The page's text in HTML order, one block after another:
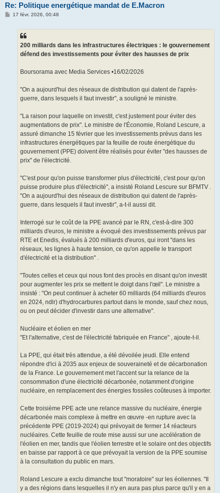
Re: Politique energétique mandat de E.Macron
M17 févr. 2026, 00:48
200 milliards dans les infrastructures électriques : le gouvernement
défend des investissements pour éviter des hausses de prix
Boursorama avec Media Services •16/02/2026
"On a aujourd'hui des réseaux de distribution qui datent de l'après-
guerre, dans lesquels il faut investir", a souligné le ministre.
"La raison pour laquelle on investit, c'est justement pour éviter des
augmentations de prix". Le ministre de l'Économie, Roland Lescure, a
assuré dimanche 15 février que les investissements prévus dans les
infrastructures énergétiques par la feuille de route énergétique du
gouvernement (PPE) doivent être réalisés pour éviter "des hausses de
prix" de l'électricité.
"C'est pour qu'on puisse transformer plus d'électricité, c'est pour qu'on
puisse produire plus d'électricité", a insisté Roland Lescure sur BFMTV .
"On a aujourd'hui des réseaux de distribution qui datent de l'après-
guerre, dans lesquels il faut investir", a-t-il aussi dit.
Interrogé sur le coût de la PPE avancé par le RN, c'est-à-dire 300
milliards d'euros, le ministre a évoqué des investissements prévus par
RTE et Enedis, évalués à 200 milliards d'euros, qui iront "dans les
réseaux, les lignes à haute tension, ce qu'on appelle le transport
d'électricité et la distribution" .
"Toutes celles et ceux qui nous font des procès en disant qu'on investit
pour augmenter les prix se mettent le doigt dans l'œil". Le ministre a
insisté : "On peut continuer à acheter 60 milliards (64 milliards d'euros
en 2024, ndlr) d'hydrocarbures partout dans le monde, sauf chez nous,
ou on peut décider d'investir dans une alternative".
Nucléaire et éolien en mer
"Et l'alternative, c'est de l'électricité fabriquée en France" , ajoute-t-il.
La PPE, qui était très attendue, a été dévoilée jeudi. Elle entend
répondre d'ici à 2035 aux enjeux de souveraineté et de décarbonation
de la France. Le gouvernement met l'accent sur la relance de la
consommation d'une électricité décarbonée, notamment d'origine
nucléaire, en remplacement des énergies fossiles coûteuses à importer.
Cette troisième PPE acte une relance massive du nucléaire, énergie
décarbonée mais complexe à mettre en œuvre -en rupture avec la
précédente PPE (2019-2024) qui prévoyait de fermer 14 réacteurs
nucléaires. Cette feuille de route mise aussi sur une accélération de
l'éolien en mer, tandis que l'éolien terrestre et le solaire ont des objectifs
en baisse par rapport à ce que prévoyait la version de la PPE soumise
à la consultation du public en mars.
Roland Lescure a exclu dimanche tout "moratoire" sur les éoliennes. "Il
y a des régions dans lesquelles il n'y en aura pas plus parce qu'il y en a